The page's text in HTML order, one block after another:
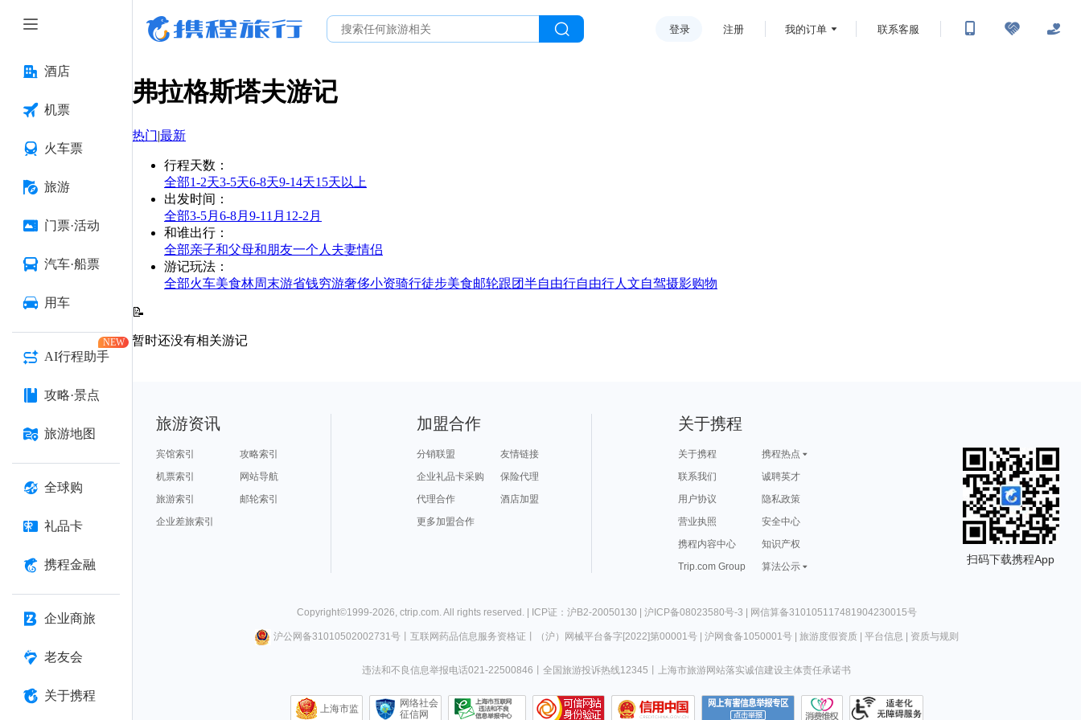
酒店
机票
火车票
旅游
门票·活动
汽车·船票
用车
AI行程助手
NEW
攻略·景点
旅游地图
全球购
礼品卡
携程金融
企业商旅
老友会
关于携程
登录 注册 我的订单 联系客服
弗拉格斯塔夫游记
热门|最新
行程天数 ：
全部1-2天3-5天6-8天9-14天15天以上
出发时间 ：
全部3-5月 6-8月 9-11月 12-2月
和谁出行 ：
全部亲子和父母和朋友一个人 夫妻情侣
游记玩法 ：
全部火车美食林周末游省钱穷游奢侈小资骑行徒步美食邮轮跟团半自由行自由行人文自驾摄影购物
📝
暂时还没有相关游记
旅游资讯
宾馆索引
攻略索引
机票索引
网站导航
旅游索引
邮轮索引
企业差旅索引
加盟合作
分销联盟
友情链接
企业礼品卡采购
保险代理
代理合作
酒店加盟
更多加盟合作
关于携程
关于携程
携程热点
联系我们
诚聘英才
用户协议
隐私政策
营业执照
安全中心
携程内容中心
知识产权
Trip.com Group
算法公示
扫码下载携程App
Copyright©1999-2026, ctrip.com. All rights reserved. | ICP证：沪B2-20050130 | 沪ICP备08023580号-3 | 网信算备310105117481904230015号
沪公网备31010502002731号丨 互联网药品信息服务资格证 （沪）网械平台备字[2022]第00001号| 沪网食备1050001号| 旅游度假资质| 平台信息 资质与规则
违法和不良信息举报电话021-22500846 全国旅游投诉热线12345 上海市旅游网站落实诚信建设主体责任承诺书
上海市监
网络社会
征信网